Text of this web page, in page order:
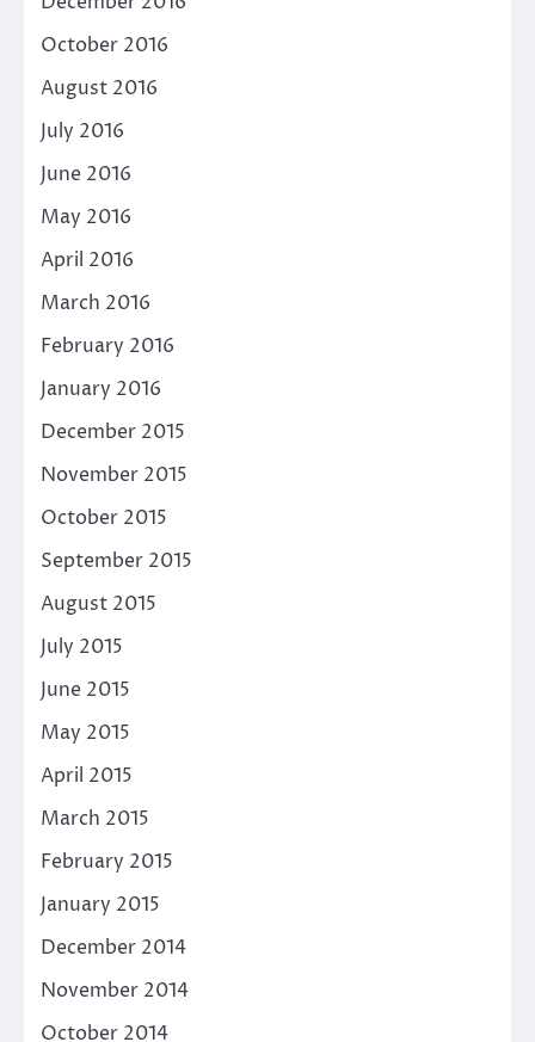
October 2016
August 2016
July 2016
June 2016
May 2016
April 2016
March 2016
February 2016
January 2016
December 2015
November 2015
October 2015
September 2015
August 2015
July 2015
June 2015
May 2015
April 2015
March 2015
February 2015
January 2015
December 2014
November 2014
October 2014